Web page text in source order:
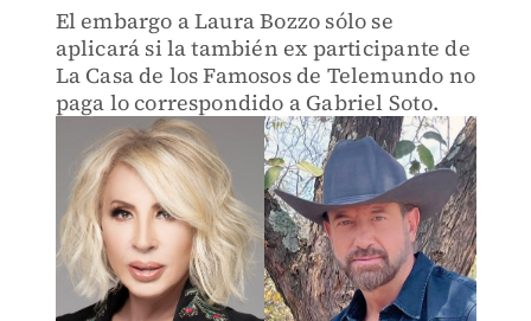
El embargo a Laura Bozzo sólo se
aplicará si la también ex participante de
La Casa de los Famosos de Telemundo no
paga lo correspondido a Gabriel Soto.